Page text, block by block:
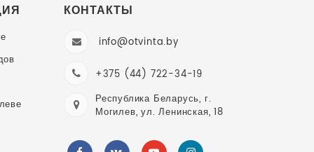
КОНТАКТЫ
info@otvinta.by
+375 (44) 722-34-19
Республика Беларусь, г.
Могилев, ул. Ленинская, 18